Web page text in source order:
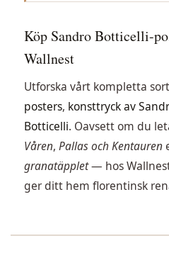
Köp Sandro Botticelli-
Wallnest
Utforska vårt kompletta
posters, konsttryck av
Botticelli. Oavsett om du
Våren,Pallas och Kentauren
granatäpplet— hos
ger ditt hem florentinsk